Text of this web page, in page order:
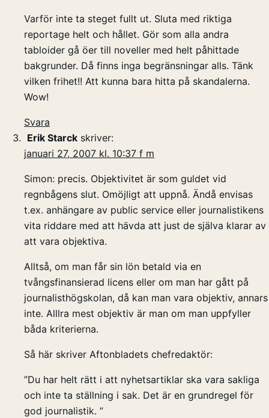
Varför inte ta steget fullt ut. Sluta med riktiga
reportage helt och hållet. Gör som alla andra
tabloider gå öer till noveller med helt påhittade
bakgrunder. Då finns inga begränsningar alls. Tänk
vilken frihet!! Att kunna bara hitta på skandalerna.
Wow!
Svara
Erik Starck skriver:
januari 27, 2007 kl. 10:37 f m
Simon: precis. Objektivitet är som guldet vid
regnbågens slut. Omöjligt att uppnå. Ändå envisas
t.ex. anhängare av public service eller journalistikens
vita riddare med att hävda att just de själva klarar av
att vara objektiva.
Alltså, om man får sin lön betald via en
tvångsfinansierad licens eller om man har gått på
journalisthögskolan, då kan man vara objektiv, annars
inte. Alllra mest objektiv är man om man uppfyller
båda kriterierna.
Så här skriver Aftonbladets chefredaktör:
”Du har helt rätt i att nyhetsartiklar ska vara sakliga
och inte ta ställning i sak. Det är en grundregel för
god journalistik. ”